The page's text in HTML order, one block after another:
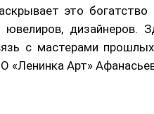
это богатство
дизайнеров.
с мастерами
«Ленинка Арт»